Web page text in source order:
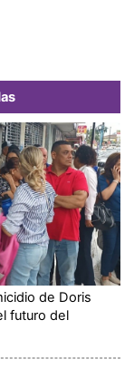
de Doris
futuro del